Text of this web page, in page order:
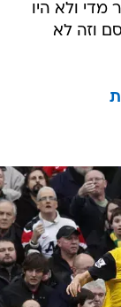
מדי ולא היו
וזה לא